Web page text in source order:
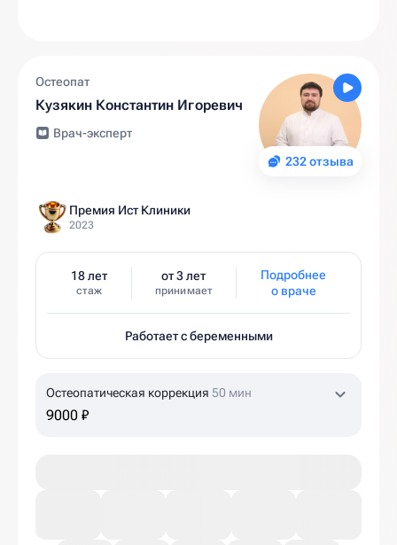
232 отзыва
Остеопат
Кузякин Константин Игоревич
Врач-эксперт
Премия Ист Клиники
2023
18 лет
стаж
от 3 лет
принимает
Подробнее
о враче
Работает с беременными
Остеопатическая коррекция 50 мин
9000 ₽